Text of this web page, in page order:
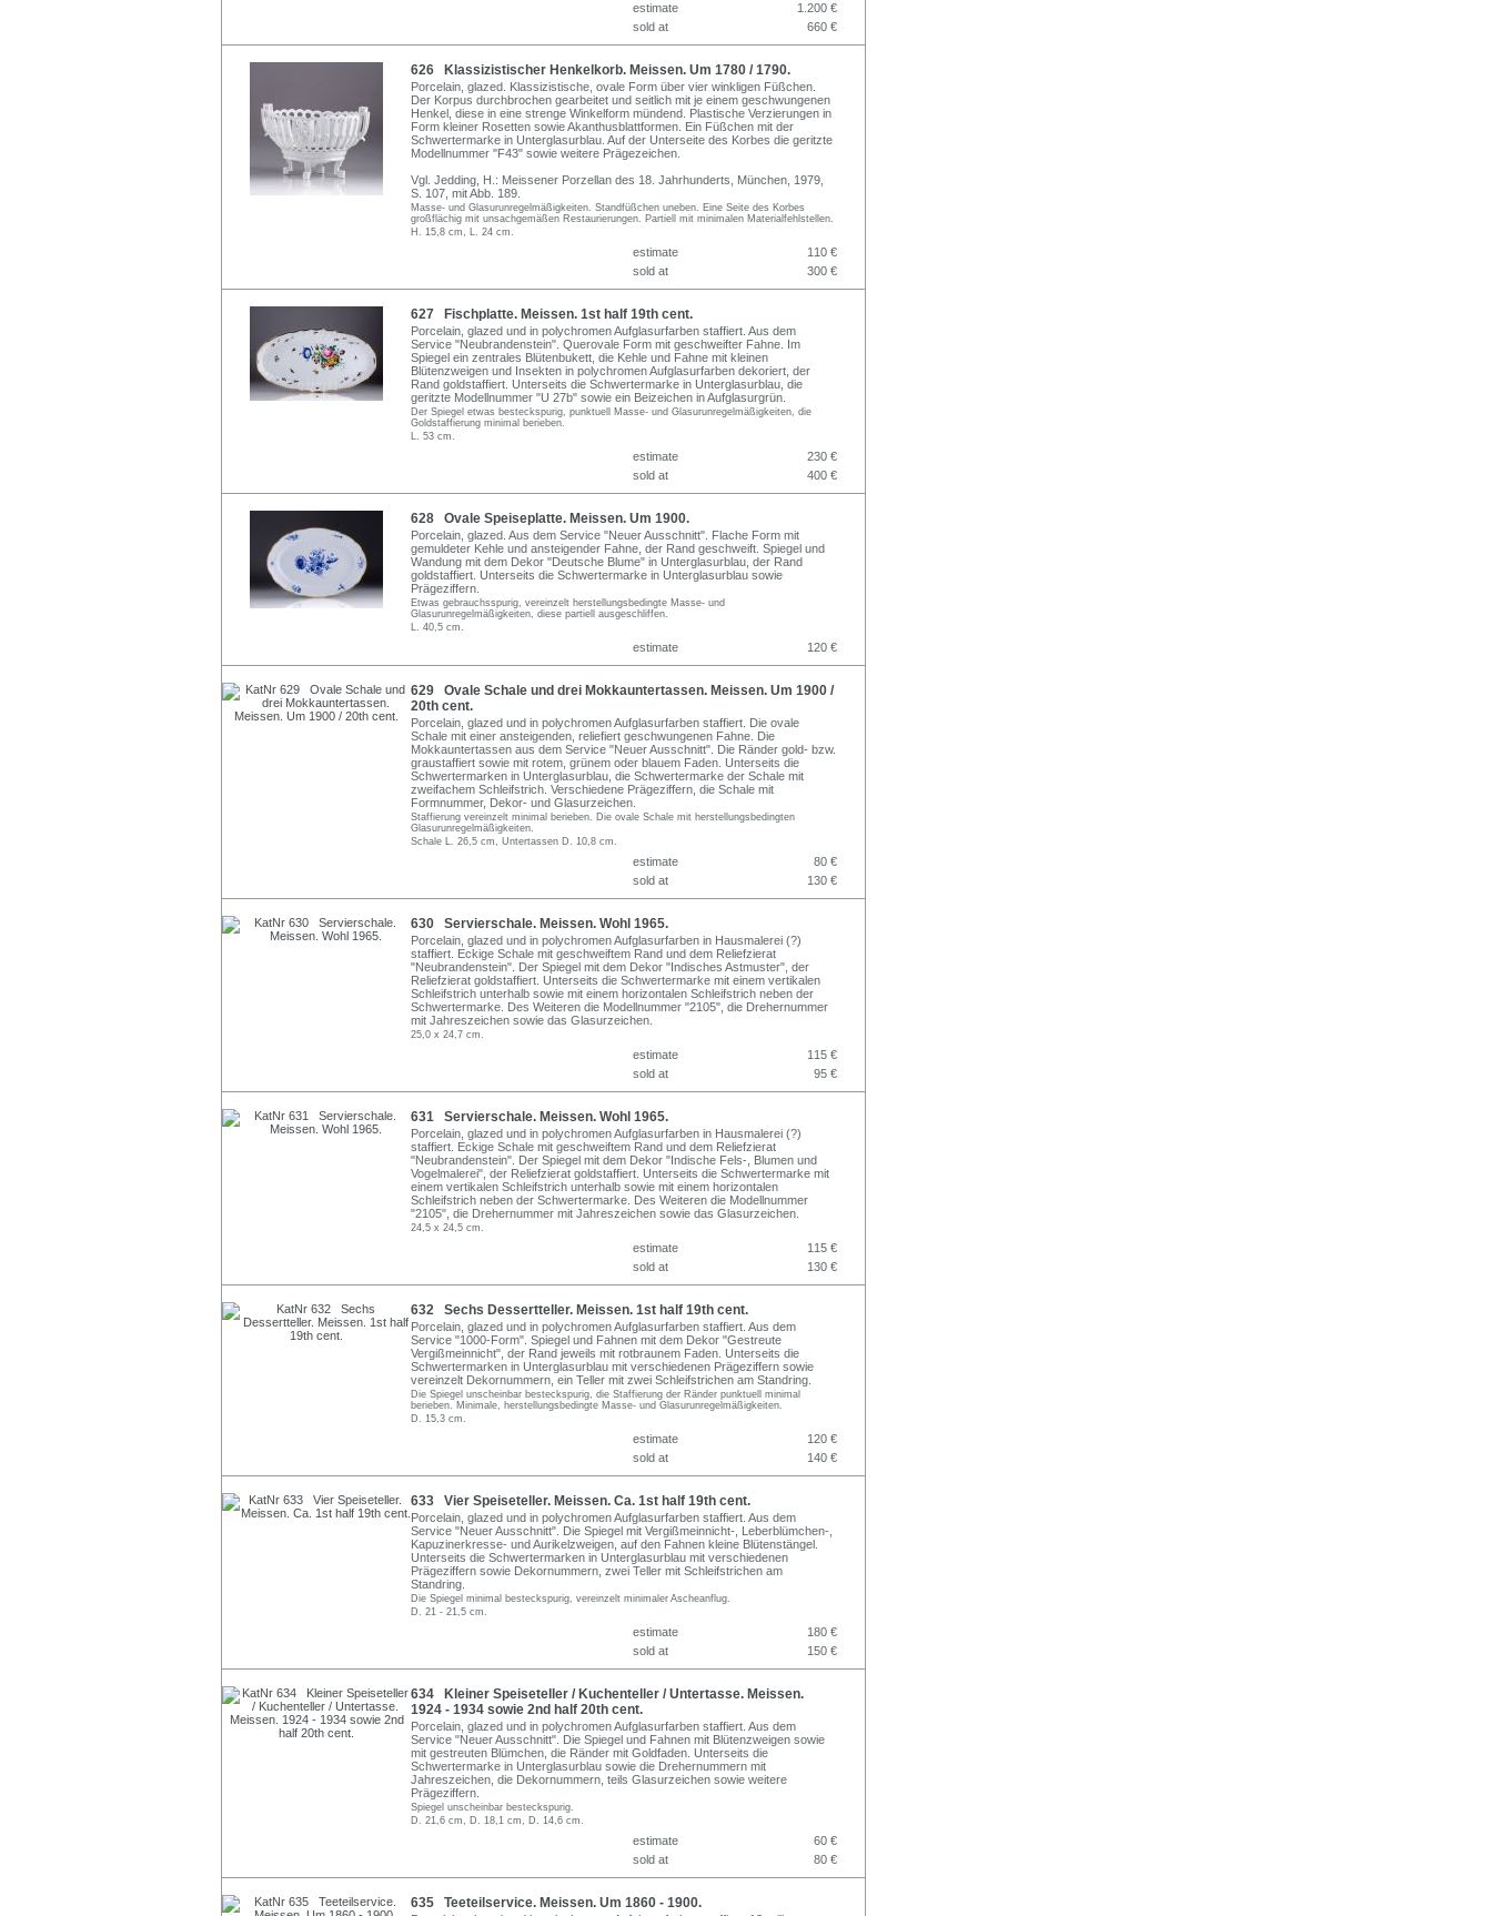
estimate
1.200 €
sold at
660 €
626 Klassizistischer Henkelkorb. Meissen. Um 1780 / 1790.
Porcelain, glazed. Klassizistische, ovale Form über vier winkligen Füßchen.
Der Korpus durchbrochen gearbeitet und seitlich mit je einem geschwungenen
Henkel, diese in eine strenge Winkelform mündend. Plastische Verzierungen in
Form kleiner Rosetten sowie Akanthusblattformen. Ein Füßchen mit der
Schwertermarke in Unterglasurblau. Auf der Unterseite des Korbes die geritzte
Modellnummer "F43" sowie weitere Prägezeichen.
Vgl. Jedding, H.: Meissener Porzellan des 18. Jahrhunderts, München, 1979,
S. 107, mit Abb. 189.
Masse- und Glasurunregelmäßigkeiten. Standfüßchen uneben. Eine Seite des Korbes
großflächig mit unsachgemäßen Restaurierungen. Partiell mit minimalen Materialfehlstellen.
H. 15,8 cm, L. 24 cm.
estimate
110 €
sold at
300 €
627 Fischplatte. Meissen. 1st half 19th cent.
Porcelain, glazed und in polychromen Aufglasurfarben staffiert. Aus dem
Service "Neubrandenstein". Querovale Form mit geschweifter Fahne. Im
Spiegel ein zentrales Blütenbukett, die Kehle und Fahne mit kleinen
Blütenzweigen und Insekten in polychromen Aufglasurfarben dekoriert, der
Rand goldstaffiert. Unterseits die Schwertermarke in Unterglasurblau, die
geritzte Modellnummer "U 27b" sowie ein Beizeichen in Aufglasurgrün.
Der Spiegel etwas besteckspurig, punktuell Masse- und Glasurunregelmäßigkeiten, die
Goldstaffierung minimal berieben.
L. 53 cm.
estimate
230 €
sold at
400 €
628 Ovale Speiseplatte. Meissen. Um 1900.
Porcelain, glazed. Aus dem Service "Neuer Ausschnitt". Flache Form mit
gemuldeter Kehle und ansteigender Fahne, der Rand geschweift. Spiegel und
Wandung mit dem Dekor "Deutsche Blume" in Unterglasurblau, der Rand
goldstaffiert. Unterseits die Schwertermarke in Unterglasurblau sowie
Prägeziffern.
Etwas gebrauchsspurig, vereinzelt herstellungsbedingte Masse- und
Glasurunregelmäßigkeiten, diese partiell ausgeschliffen.
L. 40,5 cm.
estimate 120 €
629 Ovale Schale und drei Mokkauntertassen. Meissen. Um 1900 /
20th cent.
Porcelain, glazed und in polychromen Aufglasurfarben staffiert. Die ovale
Schale mit einer ansteigenden, reliefiert geschwungenen Fahne. Die
Mokkauntertassen aus dem Service "Neuer Ausschnitt". Die Ränder gold- bzw.
graustaffiert sowie mit rotem, grünem oder blauem Faden. Unterseits die
Schwertermarken in Unterglasurblau, die Schwertermarke der Schale mit
zweifachem Schleifstrich. Verschiedene Prägeziffern, die Schale mit
Formnummer, Dekor- und Glasurzeichen.
Staffierung vereinzelt minimal berieben. Die ovale Schale mit herstellungsbedingten
Glasurunregelmäßigkeiten.
Schale L. 26,5 cm, Untertassen D. 10,8 cm.
estimate
80 €
sold at
130 €
630 Servierschale. Meissen. Wohl 1965.
Porcelain, glazed und in polychromen Aufglasurfarben in Hausmalerei (?)
staffiert. Eckige Schale mit geschweiftem Rand und dem Reliefzierat
"Neubrandenstein". Der Spiegel mit dem Dekor "Indisches Astmuster", der
Reliefzierat goldstaffiert. Unterseits die Schwertermarke mit einem vertikalen
Schleifstrich unterhalb sowie mit einem horizontalen Schleifstrich neben der
Schwertermarke. Des Weiteren die Modellnummer "2105", die Drehernummer
mit Jahreszeichen sowie das Glasurzeichen.
25,0 x 24,7 cm.
estimate
115 €
sold at
95 €
631 Servierschale. Meissen. Wohl 1965.
Porcelain, glazed und in polychromen Aufglasurfarben in Hausmalerei (?)
staffiert. Eckige Schale mit geschweiftem Rand und dem Reliefzierat
"Neubrandenstein". Der Spiegel mit dem Dekor "Indische Fels-, Blumen und
Vogelmalerei", der Reliefzierat goldstaffiert. Unterseits die Schwertermarke mit
einem vertikalen Schleifstrich unterhalb sowie mit einem horizontalen
Schleifstrich neben der Schwertermarke. Des Weiteren die Modellnummer
"2105", die Drehernummer mit Jahreszeichen sowie das Glasurzeichen.
24,5 x 24,5 cm.
estimate
115 €
sold at
130 €
632 Sechs Dessertteller. Meissen. 1st half 19th cent.
Porcelain, glazed und in polychromen Aufglasurfarben staffiert. Aus dem
Service "1000-Form". Spiegel und Fahnen mit dem Dekor "Gestreute
Vergißmeinnicht", der Rand jeweils mit rotbraunem Faden. Unterseits die
Schwertermarken in Unterglasurblau mit verschiedenen Prägeziffern sowie
vereinzelt Dekornummern, ein Teller mit zwei Schleifstrichen am Standring.
Die Spiegel unscheinbar besteckspurig, die Staffierung der Ränder punktuell minimal
berieben. Minimale, herstellungsbedingte Masse- und Glasurunregelmäßigkeiten.
D. 15,3 cm.
estimate
120 €
sold at
140 €
633 Vier Speiseteller. Meissen. Ca. 1st half 19th cent.
Porcelain, glazed und in polychromen Aufglasurfarben staffiert. Aus dem
Service "Neuer Ausschnitt". Die Spiegel mit Vergißmeinnicht-, Leberblümchen-,
Kapuzinerkresse- und Aurikelzweigen, auf den Fahnen kleine Blütenstängel.
Unterseits die Schwertermarken in Unterglasurblau mit verschiedenen
Prägeziffern sowie Dekornummern, zwei Teller mit Schleifstrichen am
Standring.
Die Spiegel minimal besteckspurig, vereinzelt minimaler Ascheanflug.
D. 21 - 21,5 cm.
estimate
180 €
sold at
150 €
634 Kleiner Speiseteller / Kuchenteller / Untertasse. Meissen.
1924 - 1934 sowie 2nd half 20th cent.
Porcelain, glazed und in polychromen Aufglasurfarben staffiert. Aus dem
Service "Neuer Ausschnitt". Die Spiegel und Fahnen mit Blütenzweigen sowie
mit gestreuten Blümchen, die Ränder mit Goldfaden. Unterseits die
Schwertermarke in Unterglasurblau sowie die Drehernummern mit
Jahreszeichen, die Dekornummern, teils Glasurzeichen sowie weitere
Prägeziffern.
Spiegel unscheinbar besteckspurig.
D. 21,6 cm, D. 18,1 cm, D. 14,6 cm.
estimate
60 €
sold at
80 €
635 Teeteilservice. Meissen. Um 1860 - 1900.